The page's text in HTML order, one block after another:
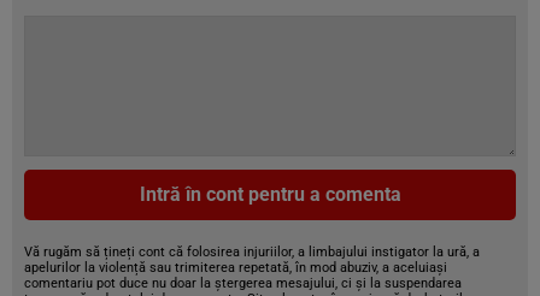
Intră în cont pentru a comenta
Vă rugăm să țineți cont că folosirea injuriilor, a limbajului instigator la ură, a
apelurilor la violență sau trimiterea repetată, în mod abuziv, a aceluiași
comentariu pot duce nu doar la ștergerea mesajului, ci și la suspendarea